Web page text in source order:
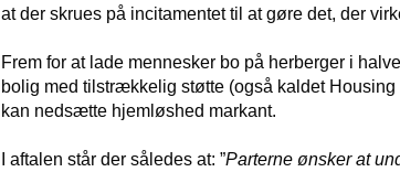
at der skrues på incitamentet til at gøre det, der
Frem for at lade mennesker bo på herberger i
bolig med tilstrækkelig støtte (også kaldet
kan nedsætte hjemløshed markant.
I aftalen står der således at: ”Parterne ønsker at